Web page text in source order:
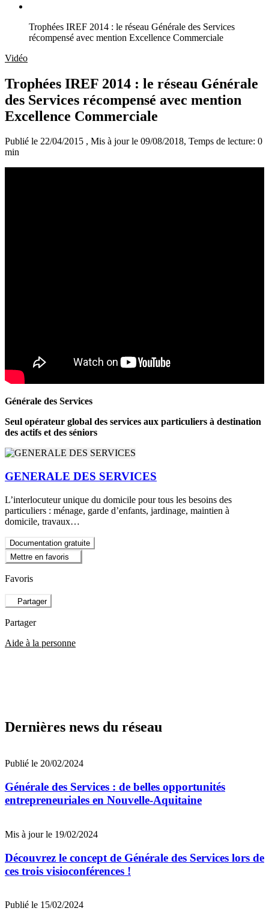
Trophées IREF 2014 : le réseau Générale des Services
récompensé avec mention Excellence Commerciale
Vidéo
Trophées IREF 2014 : le réseau Générale
des Services récompensé avec mention
Excellence Commerciale
Publié le 22/04/2015 , Mis à jour le 09/08/2018, Temps de lecture: 0
min
Générale des Services
Seul opérateur global des services aux particuliers à destination
des actifs et des séniors
GENERALE DES SERVICES
L’interlocuteur unique du domicile pour tous les besoins des
particuliers : ménage, garde d’enfants, jardinage, maintien à
domicile, travaux…
Documentation gratuite
Mettre en favoris
Favoris
Partager
Partager
Aide à la personne
Dernières news du réseau
Publié le 20/02/2024
Générale des Services : de belles opportunités
entrepreneuriales en Nouvelle-Aquitaine
Mis à jour le 19/02/2024
Découvrez le concept de Générale des Services lors de
ces trois visioconférences !
Publié le 15/02/2024